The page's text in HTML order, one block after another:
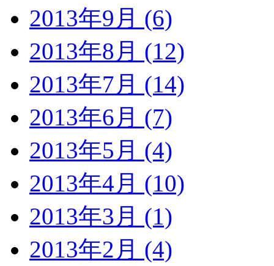
2013年9月 (6)
2013年8月 (12)
2013年7月 (14)
2013年6月 (7)
2013年5月 (4)
2013年4月 (10)
2013年3月 (1)
2013年2月 (4)